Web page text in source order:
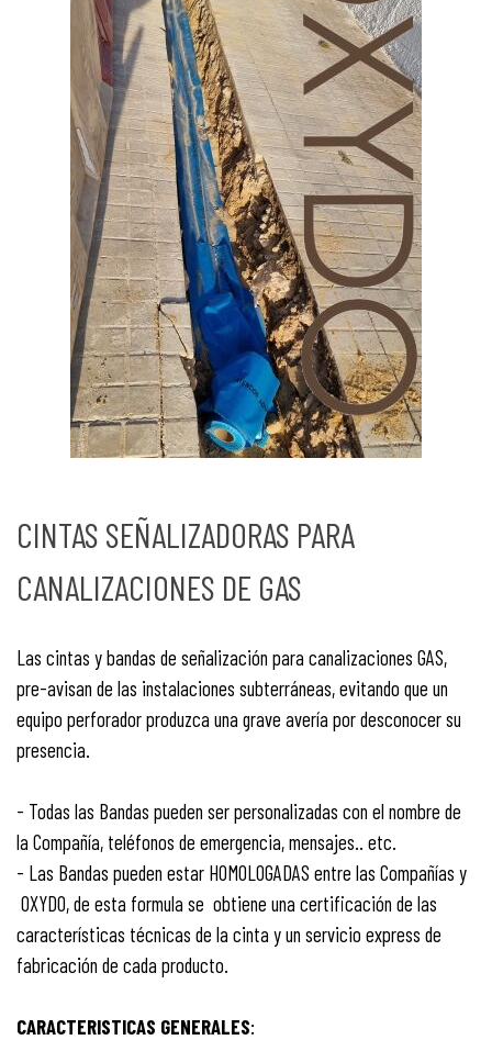
CINTAS SEÑALIZADORAS PARA
CANALIZACIONES DE GAS
Las cintas y bandas de señalización para canalizaciones GAS,
pre-avisan de las instalaciones subterráneas, evitando que un
equipo perforador produzca una grave avería por desconocer su
presencia.
- Todas las Bandas pueden ser personalizadas con el nombre de
la Compañía, teléfonos de emergencia, mensajes.. etc.
- Las Bandas pueden estar HOMOLOGADAS entre las Compañías y
OXYDO, de esta formula se obtiene una certificación de las
características técnicas de la cinta y un servicio express de
fabricación de cada producto.
CARACTERISTICAS GENERALES: